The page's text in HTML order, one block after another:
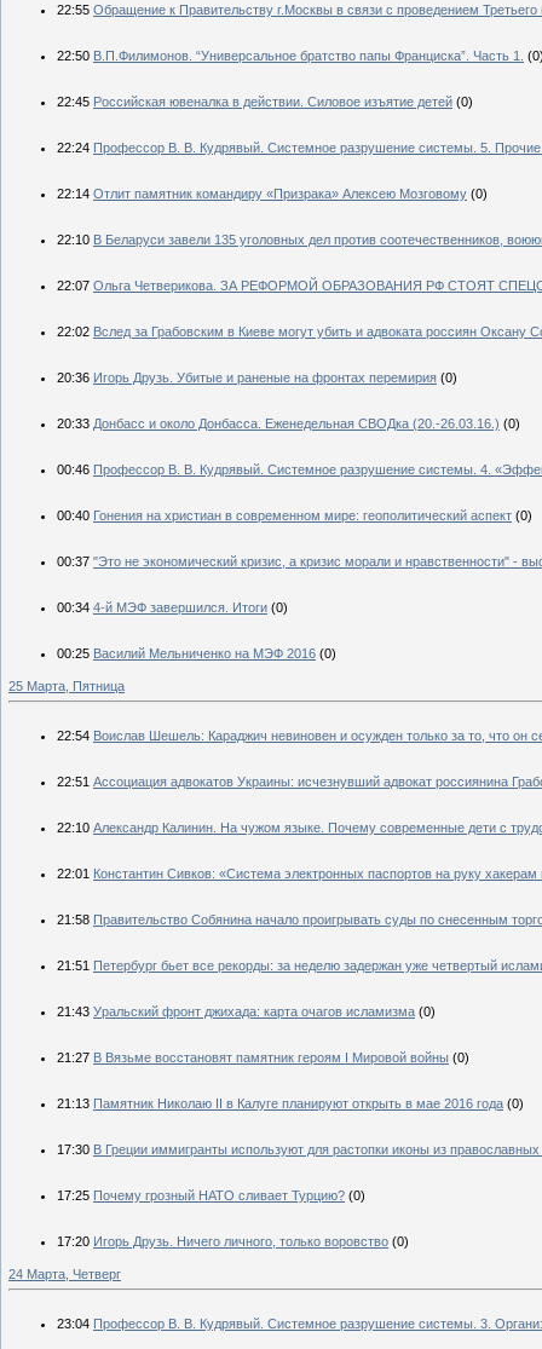
22:55 Обращение к Правительству г.Москвы в связи с проведением
22:50 В.П.Филимонов. “Универсальное братство папы Франциска”. Часть 1.
22:45 Российская ювеналка в действии. Силовое изъятие детей (0)
22:24 Профессор В. В. Кудрявый. Системное разрушение системы. 5. Прочие
22:14 Отлит памятник командиру «Призрака» Алексею Мозговому (0)
22:10 В Беларуси завели 135 уголовных дел против соотечественников,
22:07 Ольга Четверикова. ЗА РЕФОРМОЙ ОБРАЗОВАНИЯ РФ СТОЯТ
22:02 Вслед за Грабовским в Киеве могут убить и адвоката россиян Оксану
20:36 Игорь Друзь. Убитые и раненые на фронтах перемирия (0)
20:33 Донбасс и около Донбасса. Еженедельная СВОДка (20.-26.03.16.) (0)
00:46 Профессор В. В. Кудрявый. Системное разрушение системы. 4.
00:40 Гонения на христиан в современном мире: геополитический аспект (0)
00:37 "Это не экономический кризис, а кризис морали и нравственности" -
00:34 4-й МЭФ завершился. Итоги (0)
00:25 Василий Мельниченко на МЭФ 2016 (0)
25 Марта, Пятница
22:54 Воислав Шешель: Караджич невиновен и осужден только за то, что он
22:51 Ассоциация адвокатов Украины: исчезнувший адвокат россиянина
22:10 Александр Калинин. На чужом языке. Почему современные дети с
22:01 Константин Сивков: «Система электронных паспортов на руку хакерам
21:58 Правительство Собянина начало проигрывать суды по снесенным
21:51 Петербург бьет все рекорды: за неделю задержан уже четвертый
21:43 Уральский фронт джихада: карта очагов исламизма (0)
21:27 В Вязьме восстановят памятник героям I Мировой войны (0)
21:13 Памятник Николаю II в Калуге планируют открыть в мае 2016 года (0)
17:30 В Греции иммигранты используют для растопки иконы из
17:25 Почему грозный НАТО сливает Турцию? (0)
17:20 Игорь Друзь. Ничего личного, только воровство (0)
24 Марта, Четверг
23:04 Профессор В. В. Кудрявый. Системное разрушение системы. 3.